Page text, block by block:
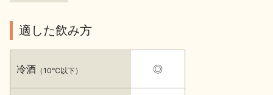
イベント情報TOP 新商品・おすすめ商品
適した飲み方
冷酒 （10℃以下） ◎